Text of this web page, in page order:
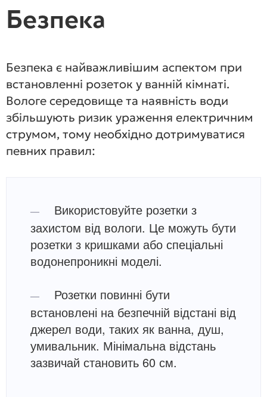
Безпека
Безпека є найважливішим аспектом при
встановленні розеток у ванній кімнаті.
Вологе середовище та наявність води
збільшують ризик ураження електричним
струмом, тому необхідно дотримуватися
певних правил:
Використовуйте розетки з
захистом від вологи. Це можуть бути
розетки з кришками або спеціальні
водонепроникні моделі.
Розетки повинні бути
встановлені на безпечній відстані від
джерел води, таких як ванна, душ,
умивальник. Мінімальна відстань
зазвичай становить 60 см.